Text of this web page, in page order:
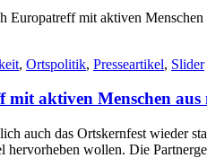
Europatreff mit aktiven Menschen
, Ortspolitik, Presseartikel, Slider
aktiven Menschen
auch das Ortskernfest wieder
wollen. Die